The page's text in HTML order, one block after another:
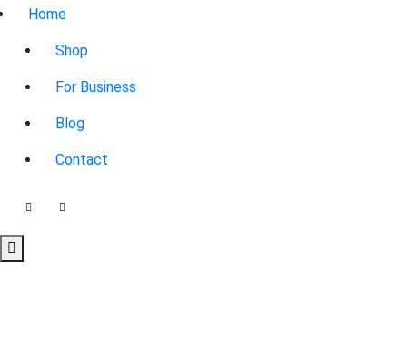
Home
Shop
For Business
Blog
Contact